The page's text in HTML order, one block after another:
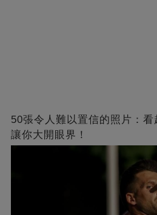
50張令人難以置信的照片：看
讓你大開眼界！